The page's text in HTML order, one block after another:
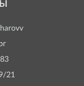
21